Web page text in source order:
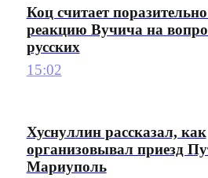
Коц считает
реакцию Вучича на
русских
15:02
Хуснуллин рассказал, как
организовывал приезд
Мариуполь